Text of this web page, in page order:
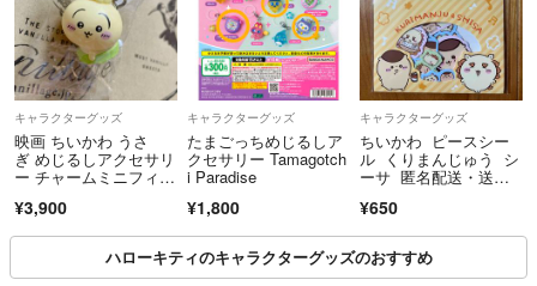
キャラクターグッズ
映画 ちいかわ うさ
ぎ めじるしアクセサリ
ー チャームミニフィギ
¥3,900
キャラクターグッズ
たまごっちめじるしア
クセサリー Tamagotch
i Paradise
¥1,800
キャラクターグッズ
ちいかわ ピースシー
ル くりまんじゅう シ
ーサ 匿名配送・送料
¥650
ハローキティのキャラクターグッズのおすすめ